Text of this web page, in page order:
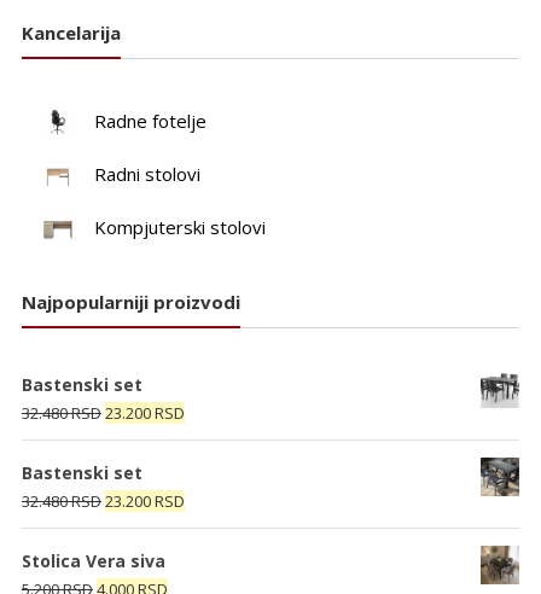
Kancelarija
Radne fotelje
Radni stolovi
Kompjuterski stolovi
Najpopularniji proizvodi
Bastenski set
32.480RSDOriginalna
cena
je
bila:
32.480 RSD.
23.200RSDTrenutna
cena
23.200 RSD.
Bastenski set
32.480RSDOriginalna
cena
je
bila:
23.200RSDTrenutna
cena
Stolica Vera siva
OriginalnaTrenutna